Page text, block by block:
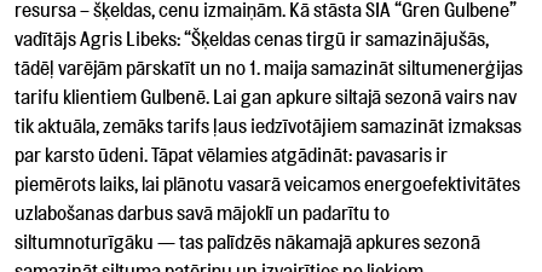
resursa – šķeldas, cenu izmaiņām. Kā stāsta SIA “Gren Gulbene”
vadītājs Agris Libeks: “Šķeldas cenas tirgū ir samazinājušās,
tādēļ varējām pārskatīt un no 1. maija samazināt siltumenerģijas
tarifu klientiem Gulbenē. Lai gan apkure siltajā sezonā vairs nav
tik aktuāla, zemāks tarifs ļaus iedzīvotājiem samazināt izmaksas
par karsto ūdeni. Tāpat vēlamies atgādināt: pavasaris ir
piemērots laiks, lai plānotu vasarā veicamos energoefektivitātes
uzlabošanas darbus savā mājoklī un padarītu to
siltumnoturīgāku — tas palīdzēs nākamajā apkures sezonā